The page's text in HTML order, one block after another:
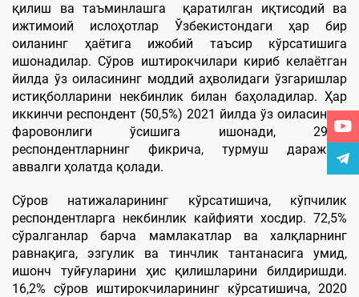
қилиш ва таъминлашга қаратилган иқтисодий ва
ижтимоий ислоҳотлар Ўзбекистондаги ҳар бир
оиланинг ҳаётига ижобий таъсир кўрсатишига
ишонадилар. Сўров иштирокчилари кириб келаётган
йилда ўз оиласининг моддий аҳволидаги ўзгаришлар
истиқболларини некбинлик билан баҳоладилар. Ҳар
иккинчи респондент (50,5%) 2021 йилда ўз оиласининг
фаровонлиги ўсишига ишонади, 29,1%
респондентларнинг фикрича, турмуш даражаси
аввалги ҳолатда қолади.
Сўров натижаларининг кўрсатишича, кўпчилик
респондентларга некбинлик кайфияти хосдир. 72,5%
сўралганлар барча мамлакатлар ва халқларнинг
равнақига, эзгулик ва тинчлик тантанасига умид,
ишонч туйғуларини ҳис қилишларини билдиришди.
16,2% сўров иштирокчиларининг кўрсатишича, 2020